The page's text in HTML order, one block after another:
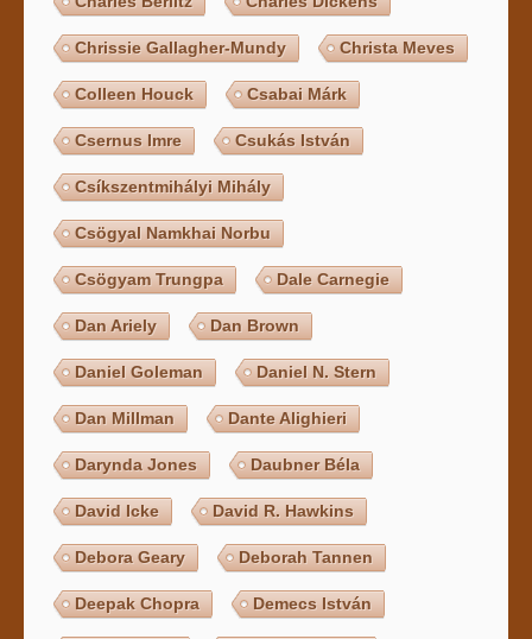
Chrissie Gallagher-Mundy Christa Meves
Colleen Houck Csabai Márk
Csernus Imre Csukás István
Csíkszentmihályi Mihály
Csögyal Namkhai Norbu
Csögyam Trungpa Dale Carnegie
Dan Ariely Dan Brown
Daniel Goleman Daniel N. Stern
Dan Millman Dante Alighieri
Darynda Jones Daubner Béla
David Icke David R. Hawkins
Debora Geary Deborah Tannen
Deepak Chopra Demecs István